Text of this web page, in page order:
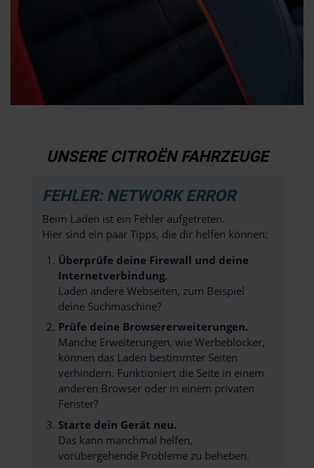
UNSERE CITROËN FAHRZEUGE
FEHLER: NETWORK ERROR
Beim Laden ist ein Fehler aufgetreten.
Hier sind ein paar Tipps, die dir helfen können:
Überprüfe deine Firewall und deine
Internetverbindung.
Laden andere Webseiten, zum Beispiel
deine Suchmaschine?
Prüfe deine Browsererweiterungen.
Manche Erweiterungen, wie Werbeblocker,
können das Laden bestimmter Seiten
verhindern. Funktioniert die Seite in einem
anderen Browser oder in einem privaten
Fenster?
Starte dein Gerät neu.
Das kann manchmal helfen,
vorübergehende Probleme zu beheben.